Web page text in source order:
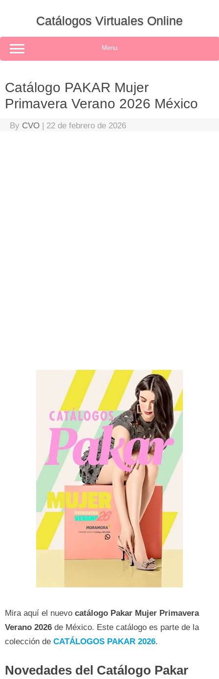
Catálogos Virtuales Online
Menu
Catálogo PAKAR Mujer
Primavera Verano 2026 México
By CVO | 22 de febrero de 2026
Mira aquí el nuevo catálogo Pakar Mujer Primavera
Verano 2026 de México. Este catálogo es parte de la
colección de CATÁLOGOS PAKAR 2026.
Novedades del Catálogo Pakar